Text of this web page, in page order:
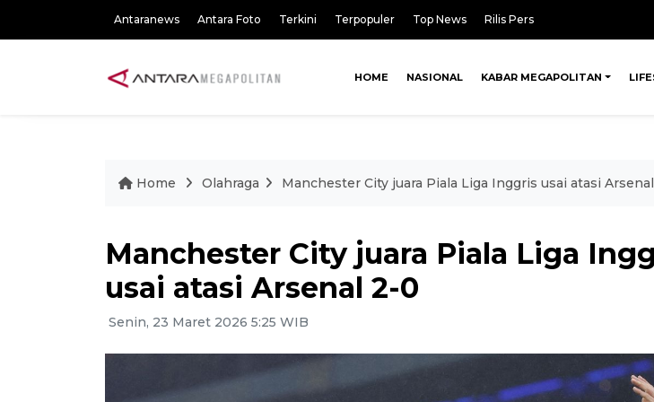
Antaranews Antara Foto Terkini Terpopuler Top News Rilis Pers
HOME NASIONAL KABAR MEGAPOLITAN
Home Olahraga Manchester City juara Piala Liga Inggris usai atasi
Manchester City juara Piala Liga
usai atasi Arsenal 2-0
Senin, 23 Maret 2026 5:25 WIB